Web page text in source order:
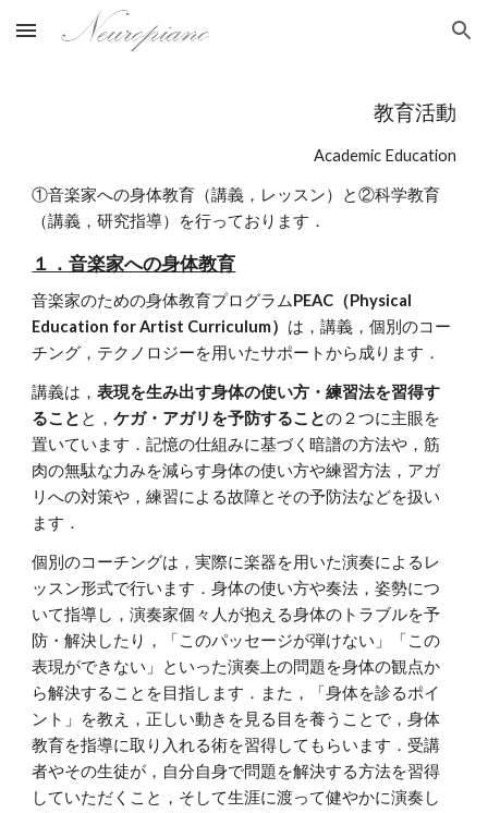
Skip to main content Skip to navigation
教育活動
Academic Education
①音楽家への身体教育（講義，レッスン）と②科学教育
（講義，研究指導）を行っております．
１．音楽家への身体教育
音楽家のための身体教育プログラムPEAC（Physical
Education for Artist Curriculum） は，講義，個別のコー
チング，テクノロジーを用いたサポートから成ります．
講義は，表現を生み出す身体の使い方・練習法を習得す
ること と，ケガ・アガリを予防することの２つに主眼を
置いています．記憶の仕組みに基づく暗譜の方法や，筋
肉の無駄な力みを減らす身体の使い方や練習方法，アガ
リへの対策や，練習による故障とその予防法などを扱い
ます．
個別のコーチングは，実際に楽器を用いた演奏によるレ
ッスン形式で行います．身体の使い方や奏法，姿勢につ
いて指導し，演奏家個々人が抱える身体のトラブルを予
防・解決したり，「このパッセージが弾けない」「この
表現ができない」といった演奏上の問題を身体の観点か
ら解決することを目指します．また，「身体を診るポイ
ント」を教え，正しい動きを見る目を養うことで，身体
教育を指導に取り入れる術を習得してもらいます．受講
者やその生徒が，自分自身で問題を解決する方法を習得
していただくこと，そして生涯に渡って健やかに演奏し